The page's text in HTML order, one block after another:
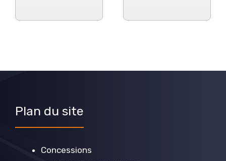
Plan du site
Concessions